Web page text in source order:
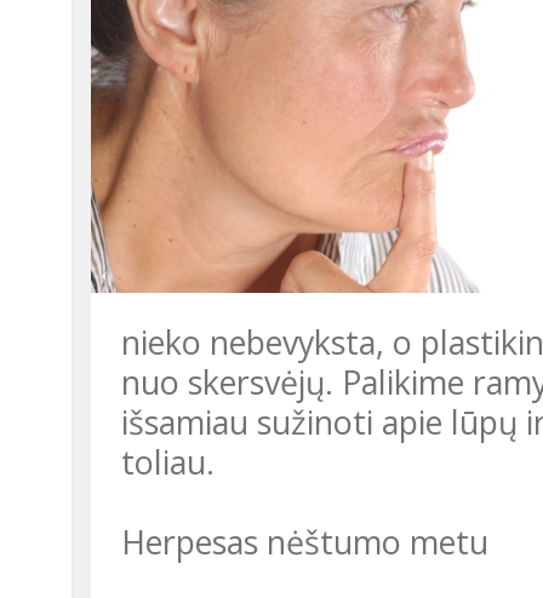
nieko nebevyksta, o
nuo skersvėjų. Palikime
išsamiau sužinoti apie lūpų
toliau.
Herpesas nėštumo metu